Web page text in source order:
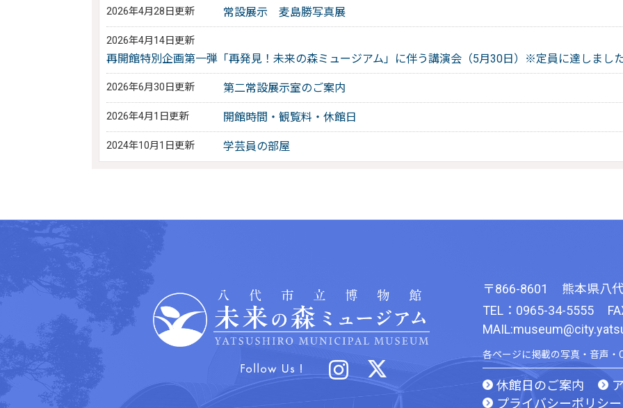
2026年4月28日更新 常設展示 麦島勝写真展
2026年4月14日更新
再開館特別企画第一弾「再発見！未来の森ミュージアム」に伴う講演会（5月30日）※定員に達しまし
2026年6月30日更新 第二常設展示室のご案内
2026年4月1日更新 開館時間・観覧料・休館日
2024年10月1日更新 学芸員の部屋
〒866-8601
熊本県八
TEL：0965-34-5555
各ページに掲載の写真・音声・
休館日のご案内
プライバシーポリシー